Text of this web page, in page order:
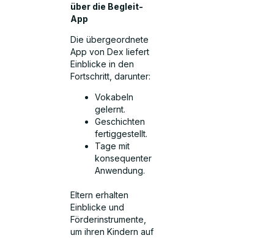
über die Begleit-
App
Die übergeordnete
App von Dex liefert
Einblicke in den
Fortschritt, darunter:
Vokabeln
gelernt.
Geschichten
fertiggestellt.
Tage mit
konsequenter
Anwendung.
Eltern erhalten
Einblicke und
Förderinstrumente,
um ihren Kindern auf